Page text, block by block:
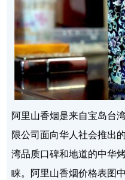
阿里山香烟是来自宝岛台
限公司面向华人社会推出
湾品质口碑和地道的中华
睐。阿里山香烟价格表图